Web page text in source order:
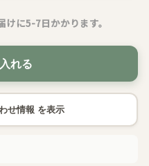
に5-7日かかります。
れる
せ情報